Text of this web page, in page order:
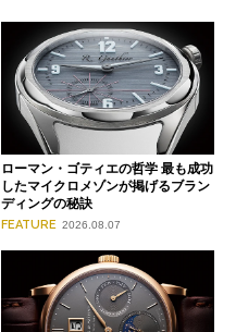
ローマン・ゴティエの哲学 最も成功
したマイクロメゾンが掲げるブラン
ディングの秘訣
FEATURE 2026.08.07